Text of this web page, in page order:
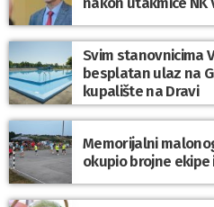
Svim stanovnicima
besplatan ulaz na
kupalište na Dravi
Memorijalni
okupio brojne